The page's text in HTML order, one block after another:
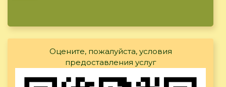
Оцените, пожалуйста, условия
предоставления услуг